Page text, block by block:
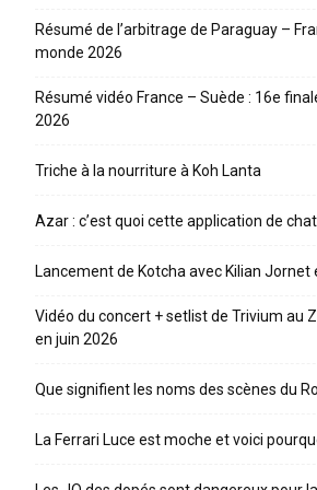
Résumé de l’arbitrage de Paraguay –
monde 2026
Résumé vidéo France – Suède : 16e
2026
Triche à la nourriture à Koh Lanta
Azar : c’est quoi cette application de
Lancement de Kotcha avec Kilian Jornet
Vidéo du concert + setlist de Trivium au
en juin 2026
Que signifient les noms des scènes du
La Ferrari Luce est moche et voici